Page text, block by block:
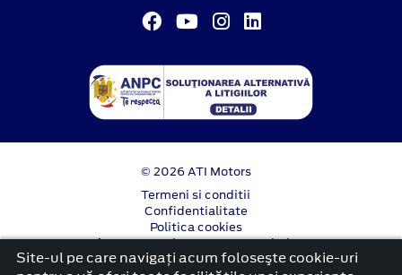
© 2026 ATI Motors
Termeni si conditii
Confidentialitate
Politica cookies
Anunț începere proiect ”PNRR. Fonduri pentru
România modernă și reformată”.
Site-ul pe care navigați acum foloseşte cookie-uri